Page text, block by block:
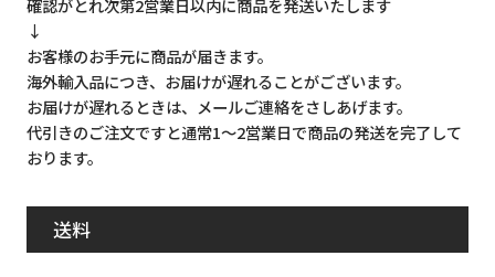
確認がとれ次第2営業日以内に商品を発送いたします
↓
お客様のお手元に商品が届きます。
海外輸入品につき、お届けが遅れることがございます。
お届けが遅れるときは、メールご連絡をさしあげます。
代引きのご注文ですと通常1～2営業日で商品の発送を完了して
おります。
送料